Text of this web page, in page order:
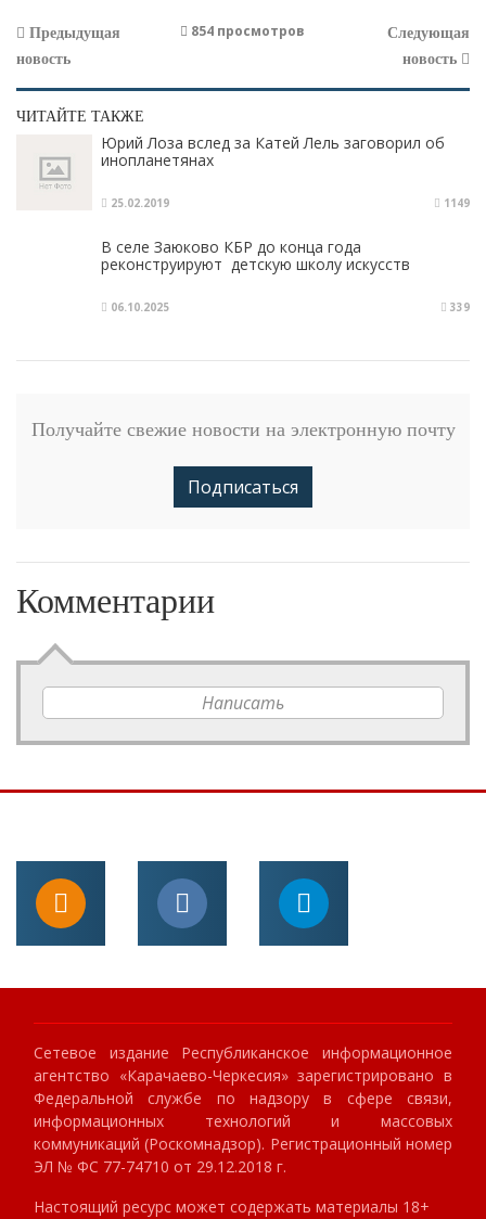
Предыдущая
новость
854 просмотров
Следующая
новость
ЧИТАЙТЕ ТАКЖЕ
Юрий Лоза вслед за Катей Лель заговорил об
инопланетянах
25.02.2019 1149
В селе Заюково КБР до конца года
реконструируют детскую школу искусств
06.10.2025 339
Получайте свежие новости на электронную почту
Подписаться
Комментарии
Написать
Сетевое издание Республиканское информационное
агентство «Карачаево-Черкесия» зарегистрировано в
Федеральной службе по надзору в сфере связи,
информационных технологий и массовых
коммуникаций (Роскомнадзор). Регистрационный номер
ЭЛ № ФС 77-74710 от 29.12.2018 г.
Настоящий ресурс может содержать материалы 18+